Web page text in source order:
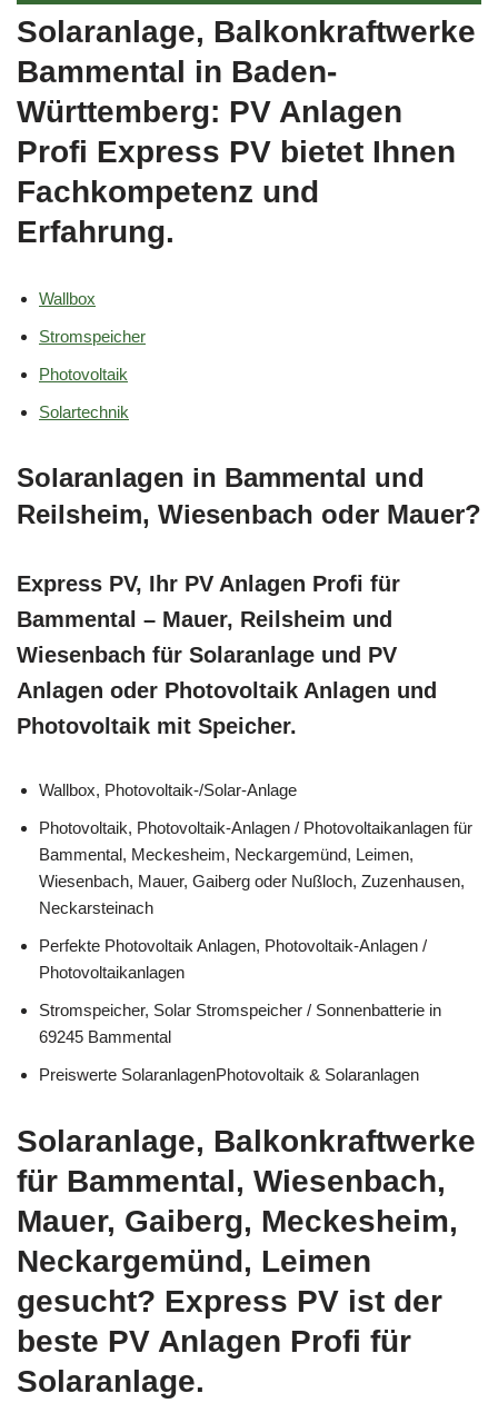
Solaranlage, Balkonkraftwerke
Bammental in Baden-
Württemberg: PV Anlagen
Profi Express PV bietet Ihnen
Fachkompetenz und
Erfahrung.
Wallbox
Stromspeicher
Photovoltaik
Solartechnik
Solaranlagen in Bammental und
Reilsheim, Wiesenbach oder Mauer?
Express PV, Ihr PV Anlagen Profi für
Bammental – Mauer, Reilsheim und
Wiesenbach für Solaranlage und PV
Anlagen oder Photovoltaik Anlagen und
Photovoltaik mit Speicher.
Wallbox, Photovoltaik-/Solar-Anlage
Photovoltaik, Photovoltaik-Anlagen / Photovoltaikanlagen für
Bammental, Meckesheim, Neckargemünd, Leimen,
Wiesenbach, Mauer, Gaiberg oder Nußloch, Zuzenhausen,
Neckarsteinach
Perfekte Photovoltaik Anlagen, Photovoltaik-Anlagen /
Photovoltaikanlagen
Stromspeicher, Solar Stromspeicher / Sonnenbatterie in
69245 Bammental
Preiswerte SolaranlagenPhotovoltaik & Solaranlagen
Solaranlage, Balkonkraftwerke
für Bammental, Wiesenbach,
Mauer, Gaiberg, Meckesheim,
Neckargemünd, Leimen
gesucht? Express PV ist der
beste PV Anlagen Profi für
Solaranlage.